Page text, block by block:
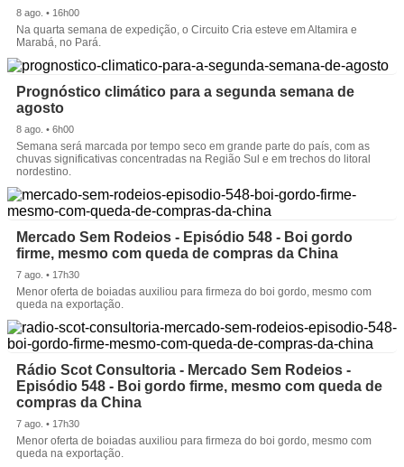
8 ago. • 16h00
Na quarta semana de expedição, o Circuito Cria esteve em Altamira e
Marabá, no Pará.
Prognóstico climático para a segunda semana de
agosto
8 ago. • 6h00
Semana será marcada por tempo seco em grande parte do país, com as
chuvas significativas concentradas na Região Sul e em trechos do litoral
nordestino.
Mercado Sem Rodeios - Episódio 548 - Boi gordo
firme, mesmo com queda de compras da China
7 ago. • 17h30
Menor oferta de boiadas auxiliou para firmeza do boi gordo, mesmo com
queda na exportação.
Rádio Scot Consultoria - Mercado Sem Rodeios -
Episódio 548 - Boi gordo firme, mesmo com queda de
compras da China
7 ago. • 17h30
Menor oferta de boiadas auxiliou para firmeza do boi gordo, mesmo com
queda na exportação.